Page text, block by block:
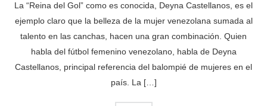
La “Reina del Gol” como es conocida, Deyna Castellanos, es el
ejemplo claro que la belleza de la mujer venezolana sumada al
talento en las canchas, hacen una gran combinación. Quien
habla del fútbol femenino venezolano, habla de Deyna
Castellanos, principal referencia del balompié de mujeres en el
país. La […]